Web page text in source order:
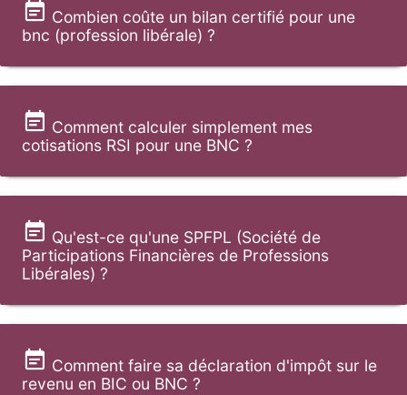
Combien coûte un bilan certifié pour une
bnc (profession libérale) ?
Comment calculer simplement mes
cotisations RSI pour une BNC ?
Qu'est-ce qu'une SPFPL (Société de
Participations Financières de Professions
Libérales) ?
Comment faire sa déclaration d'impôt sur le
revenu en BIC ou BNC ?